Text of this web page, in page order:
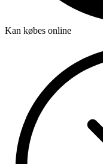
Kan købes online